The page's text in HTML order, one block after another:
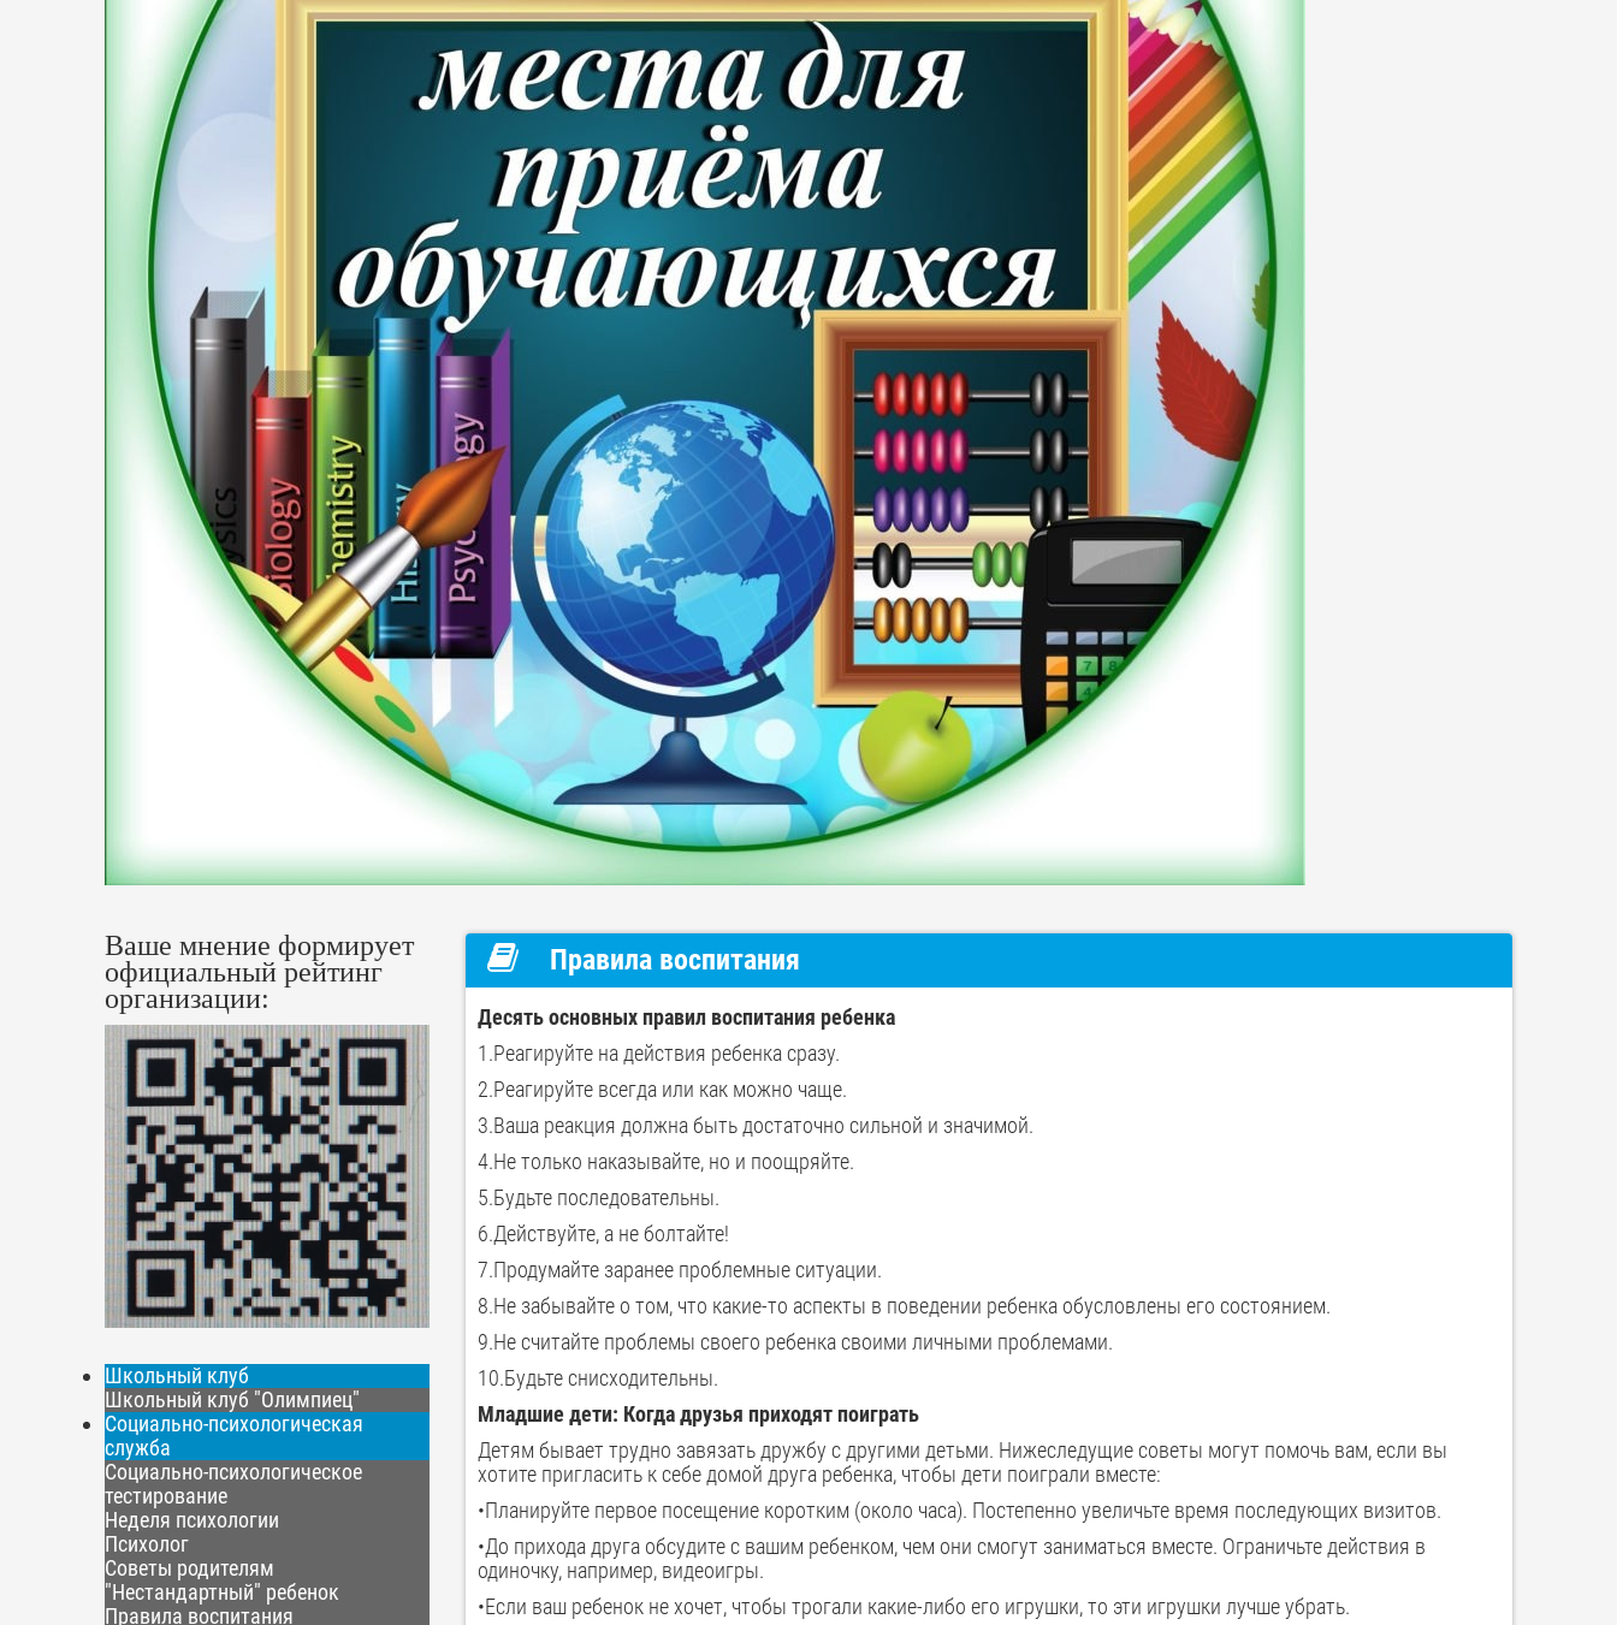
Ваше мнение формирует
официальный рейтинг
организации:
Школьный клуб
Школьный клуб "Олимпиец"
Социально-психологическая
служба
Социально-психологическое
тестирование
Неделя психологии
Психолог
Советы родителям
"Нестандартный" ребенок
Правила воспитания
Правила воспитания
Десять основных правил воспитания ребенка
1.Реагируйте на действия ребенка сразу.
2.Реагируйте всегда или как можно чаще.
3.Ваша реакция должна быть достаточно сильной и значимой.
4.Не только наказывайте, но и поощряйте.
5.Будьте последовательны.
6.Действуйте, а не болтайте!
7.Продумайте заранее проблемные ситуации.
8.Не забывайте о том, что какие-то аспекты в поведении ребенка обусловлены его состоянием.
9.Не считайте проблемы своего ребенка своими личными проблемами.
10.Будьте снисходительны.
Младшие дети: Когда друзья приходят поиграть
Детям бывает трудно завязать дружбу с другими детьми. Нижеследущие советы могут помочь вам, если вы
хотите пригласить к себе домой друга ребенка, чтобы дети поиграли вместе:
•Планируйте первое посещение коротким (около часа). Постепенно увеличьте время последующих визитов.
•До прихода друга обсудите с вашим ребенком, чем они смогут заниматься вместе. Ограничьте действия в
одиночку, например, видеоигры.
•Если ваш ребенок не хочет, чтобы трогали какие-либо его игрушки, то эти игрушки лучше убрать.